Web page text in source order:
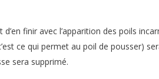
finir avec l’apparition des poils
ce qui permet au poil de pousser)
sera supprimé.